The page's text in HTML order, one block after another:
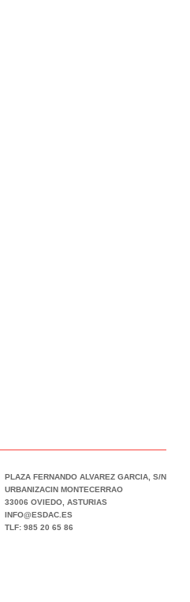
PLAZA FERNANDO ALVAREZ GARCIA, S/N
URBANIZACIN MONTECERRAO
33006 OVIEDO, ASTURIAS
INFO@ESDAC.ES
TLF: 985 20 65 86